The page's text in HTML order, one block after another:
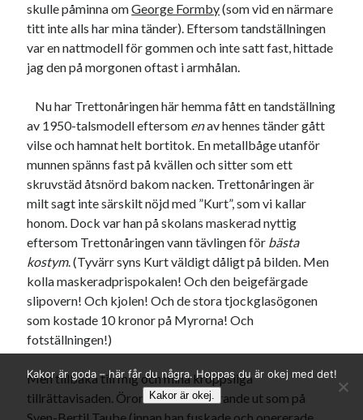
skulle påminna omGeorge Formby(som vid en närmare
titt inte alls har mina tänder). Eftersom tandställningen
var en nattmodell för gommen och inte satt fast, hittade
jag den på morgonen oftast i armhålan.
Nu har Trettonåringen här hemma fått en tandställning
av 1950-talsmodell eftersom enav hennes tänder gått
vilse och hamnat helt bortitok. En metallbåge utanför
munnen spänns fast på kvällen och sitter som ett
skruvstäd åtsnörd bakom nacken. Trettonåringen är
milt sagt inte särskilt nöjd med ”Kurt”, som vi kallar
honom. Dock var han på skolans maskerad nyttig
eftersom Trettonåringen vann tävlingen för bästa
kostym. (Tyvärr syns Kurt väldigt dåligt på bilden. Men
kolla maskeradprispokalen! Och den beigefärgade
slipovern! Och kjolen! Och de stora tjockglasögonen
som kostade 10 kronor på Myrorna! Och
fotställningen!)
Men tillbaka till mig och mina kroppsliga
tillrättavisaden. Öronen står fortfarande ut som på
Kakor är goda – här får du några. Hoppas du är okej med det!
Kakor är okej.